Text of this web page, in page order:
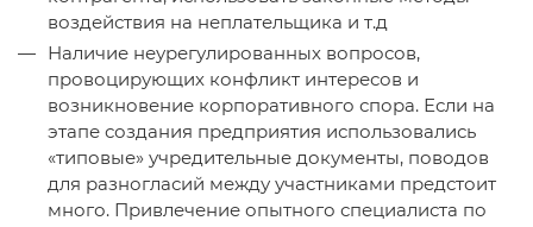
воздействия на неплательщика и т.д
Наличие неурегулированных вопросов,
провоцирующих конфликт интересов и
возникновение корпоративного спора. Если на
этапе создания предприятия использовались
«типовые» учредительные документы, поводов
для разногласий между участниками предстоит
много. Привлечение опытного специалиста по